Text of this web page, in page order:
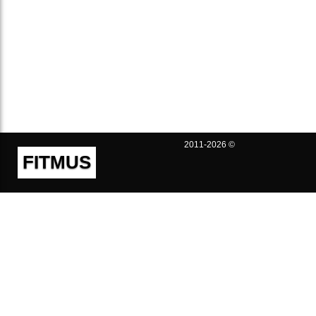
FITMUS
2011-2026 ©